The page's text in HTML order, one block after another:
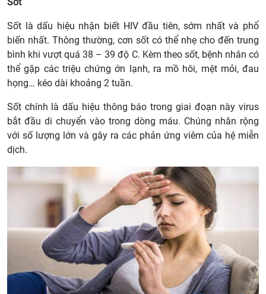
Sốt là dấu hiệu nhận biết HIV đầu tiên, sớm nhất và phổ
biến nhất. Thông thường, cơn sốt có thể nhẹ cho đến trung
bình khi vượt quá 38 – 39 độ C. Kèm theo sốt, bệnh nhân có
thể gặp các triệu chứng ớn lạnh, ra mồ hôi, mệt mỏi, đau
họng… kéo dài khoảng 2 tuần.
Sốt chính là dấu hiệu thông báo trong giai đoạn này virus
bắt đầu di chuyển vào trong dòng máu. Chúng nhân rộng
với số lượng lớn và gây ra các phản ứng viêm của hệ miễn
dịch.